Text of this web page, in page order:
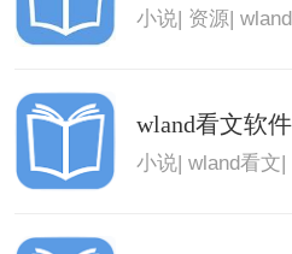
小说| 资源|
wland看文软件
小说 |wland看文